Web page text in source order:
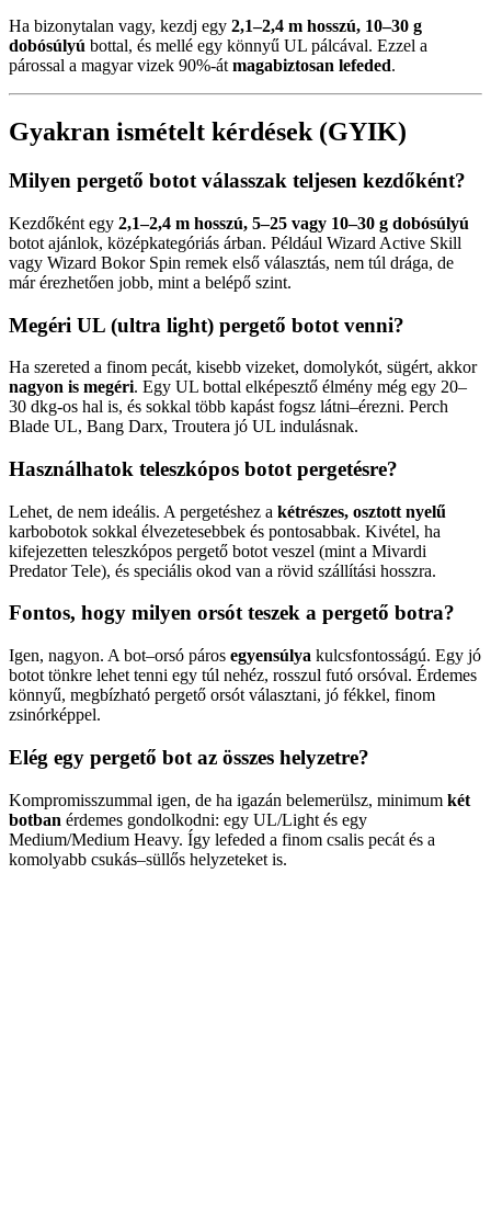
Ha bizonytalan vagy, kezdj egy 2,1–2,4 m hosszú, 10–30 g
dobósúlyú bottal, és mellé egy könnyű UL pálcával. Ezzel a
párossal a magyar vizek 90%-át magabiztosan lefeded.
Gyakran ismételt kérdések (GYIK)
Milyen pergető botot válasszak teljesen kezdőként?
Kezdőként egy 2,1–2,4 m hosszú, 5–25 vagy 10–30 g dobósúlyú
botot ajánlok, középkategóriás árban. Például Wizard Active Skill
vagy Wizard Bokor Spin remek első választás, nem túl drága, de
már érezhetően jobb, mint a belépő szint.
Megéri UL (ultra light) pergető botot venni?
Ha szereted a finom pecát, kisebb vizeket, domolykót, sügért, akkor
nagyon is megéri. Egy UL bottal elképesztő élmény még egy 20–
30 dkg-os hal is, és sokkal több kapást fogsz látni–érezni. Perch
Blade UL, Bang Darx, Troutera jó UL indulásnak.
Használhatok teleszkópos botot pergetésre?
Lehet, de nem ideális. A pergetéshez a kétrészes, osztott nyelű
karbobotok sokkal élvezetesebbek és pontosabbak. Kivétel, ha
kifejezetten teleszkópos pergető botot veszel (mint a Mivardi
Predator Tele), és speciális okod van a rövid szállítási hosszra.
Fontos, hogy milyen orsót teszek a pergető botra?
Igen, nagyon. A bot–orsó páros egyensúlya kulcsfontosságú. Egy jó
botot tönkre lehet tenni egy túl nehéz, rosszul futó orsóval. Érdemes
könnyű, megbízható pergető orsót választani, jó fékkel, finom
zsinórképpel.
Elég egy pergető bot az összes helyzetre?
Kompromisszummal igen, de ha igazán belemerülsz, minimum két
botban érdemes gondolkodni: egy UL/Light és egy
Medium/Medium Heavy. Így lefeded a finom csalis pecát és a
komolyabb csukás–süllős helyzeteket is.